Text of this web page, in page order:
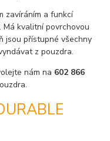
zavíráním a funkcí
. Má kvalitní povrchovou
jsou přístupné všechny
z pouzdra.
nám na 602 866